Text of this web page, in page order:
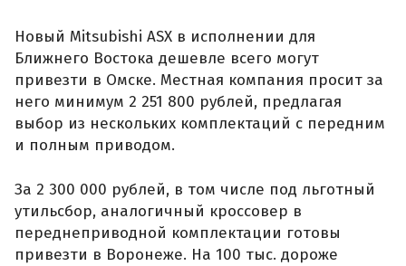
Новый Mitsubishi ASX в исполнении для
Ближнего Востока дешевле всего могут
привезти в Омске. Местная компания просит за
него минимум 2 251 800 рублей, предлагая
выбор из нескольких комплектаций с передним
и полным приводом.
За 2 300 000 рублей, в том числе под льготный
утильсбор, аналогичный кроссовер в
переднеприводной комплектации готовы
привезти в Воронеже. На 100 тыс. дороже